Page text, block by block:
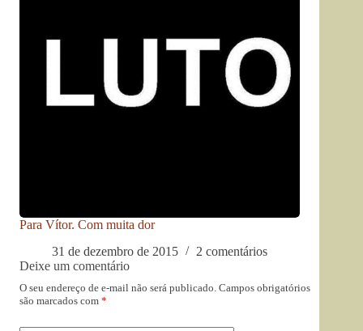
Para Vítor. Com muita dor
31 de dezembro de 2015
2 comentários
Deixe um comentário
O seu endereço de e-mail não será publicado. Campos obrigatórios
são marcados com *